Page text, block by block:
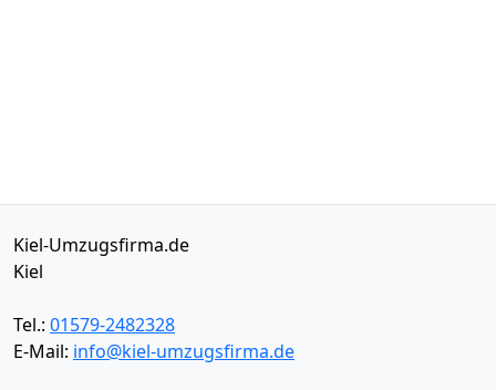
Kiel-Umzugsfirma.de
Kiel
Tel.: 01579-2482328
E-Mail: info@kiel-umzugsfirma.de